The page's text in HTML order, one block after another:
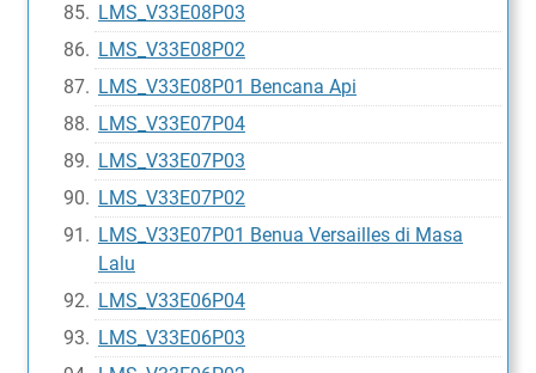
LMS_V33E08P03
LMS_V33E08P02
LMS_V33E08P01 Bencana Api
LMS_V33E07P04
LMS_V33E07P03
LMS_V33E07P02
LMS_V33E07P01 Benua Versailles di Masa
Lalu
LMS_V33E06P04
LMS_V33E06P03